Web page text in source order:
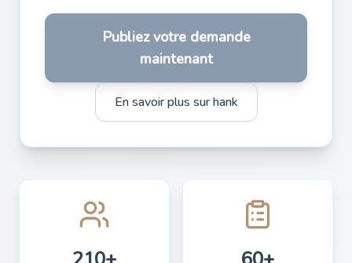
Publiez votre demande
maintenant
En savoir plus sur hank